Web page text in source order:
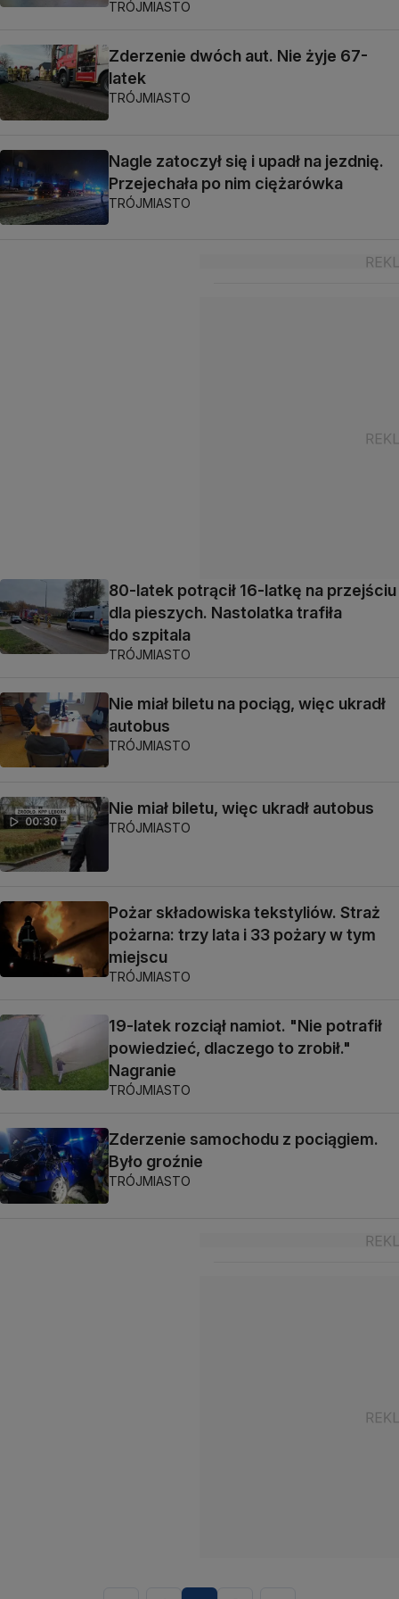
TRÓJMIASTO
Zderzenie dwóch aut. Nie żyje 67-
latek
TRÓJMIASTO
Nagle zatoczył się i upadł na jezdnię.
Przejechała po nim ciężarówka
TRÓJMIASTO
80-latek potrącił 16-latkę na przejściu
dla pieszych. Nastolatka trafiła
do szpitala
TRÓJMIASTO
Nie miał biletu na pociąg, więc ukradł
autobus
TRÓJMIASTO
00:30
Nie miał biletu, więc ukradł autobus
TRÓJMIASTO
Pożar składowiska tekstyliów. Straż
pożarna: trzy lata i 33 pożary w tym
miejscu
TRÓJMIASTO
19-latek rozciął namiot. "Nie potrafił
powiedzieć, dlaczego to zrobił."
Nagranie
TRÓJMIASTO
Zderzenie samochodu z pociągiem.
Było groźnie
TRÓJMIASTO